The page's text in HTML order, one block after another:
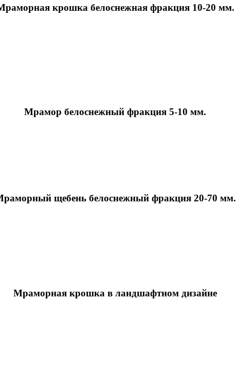
крошка белоснежная фракция 10-20 мм.
Мрамор белоснежный фракция 5-10 мм.
щебень белоснежный фракция 20-70 мм.
Мраморная крошка в ландшафтном дизайне